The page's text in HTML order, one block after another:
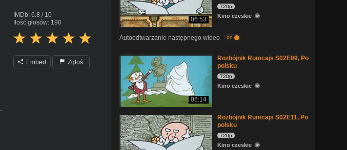
IMDb: 6.8 / 10
Ilość głosów: 190
Embed Zgłoś
06:53
720p
Kino czeskie
Autoodtwarzanie następnego wideo on
06:14
Rozbójnik Rumcajs S02E09, Po
polsku
720p
Kino czeskie
Rozbójnik Rumcajs S02E11, Po
polsku
720p
Kino czeskie